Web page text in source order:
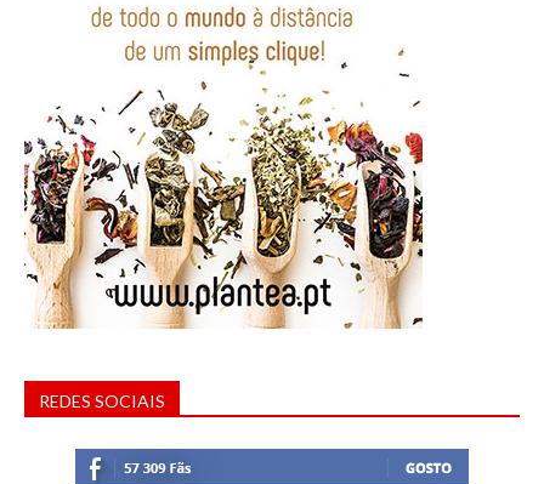
REDES SOCIAIS